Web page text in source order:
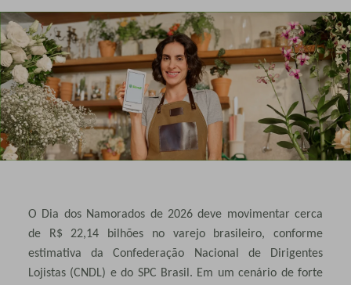
O Dia dos Namorados de 2026 deve movimentar cerca
de R$ 22,14 bilhões no varejo brasileiro, conforme
estimativa da Confederação Nacional de Dirigentes
Lojistas (CNDL) e do SPC Brasil. Em um cenário de forte